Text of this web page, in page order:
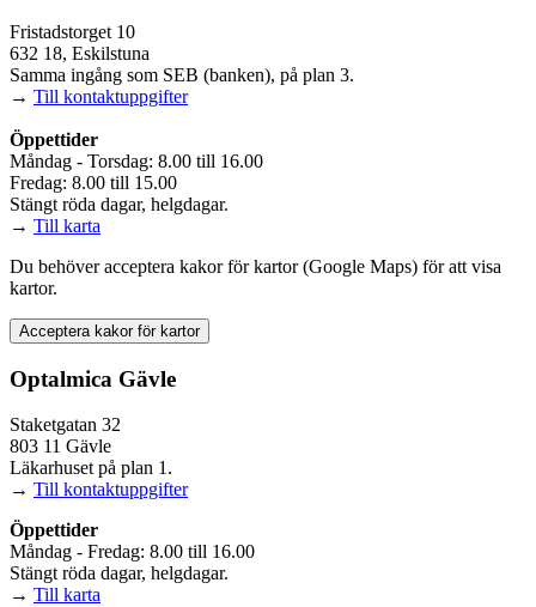
Fristadstorget 10
632 18, Eskilstuna
Samma ingång som SEB (banken), på plan 3.
→ Till kontaktuppgifter
Öppettider
Måndag - Torsdag: 8.00 till 16.00
Fredag: 8.00 till 15.00
Stängt röda dagar, helgdagar.
→ Till karta
Du behöver acceptera kakor för kartor (Google Maps) för att visa
kartor.
Acceptera kakor för kartor
Optalmica Gävle
Staketgatan 32
803 11 Gävle
Läkarhuset på plan 1.
→ Till kontaktuppgifter
Öppettider
Måndag - Fredag: 8.00 till 16.00
Stängt röda dagar, helgdagar.
→ Till karta